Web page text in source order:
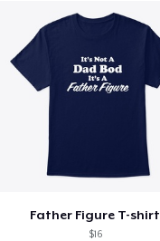
Father Figure T-shirt
$16